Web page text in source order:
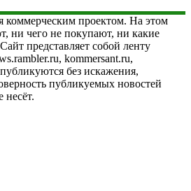
коммерческим проектом. На этом
ни чего не покупают, ни какие
представляет собой ленту
kommersant.ru,
без искажения,
публикуемых новостей
несёт.